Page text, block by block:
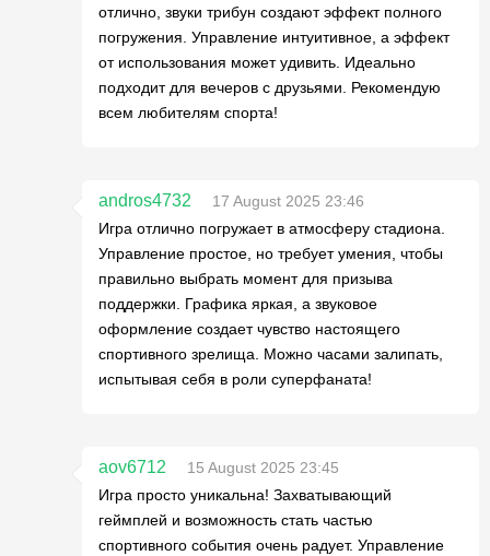
отлично, звуки трибун создают эффект полного
погружения. Управление интуитивное, а эффект
от использования может удивить. Идеально
подходит для вечеров с друзьями. Рекомендую
всем любителям спорта!
andros4732
17 August 2025 23:46
Игра отлично погружает в атмосферу стадиона.
Управление простое, но требует умения, чтобы
правильно выбрать момент для призыва
поддержки. Графика яркая, а звуковое
оформление создает чувство настоящего
спортивного зрелища. Можно часами залипать,
испытывая себя в роли суперфаната!
aov6712
15 August 2025 23:45
Игра просто уникальна! Захватывающий
геймплей и возможность стать частью
спортивного события очень радует. Управление